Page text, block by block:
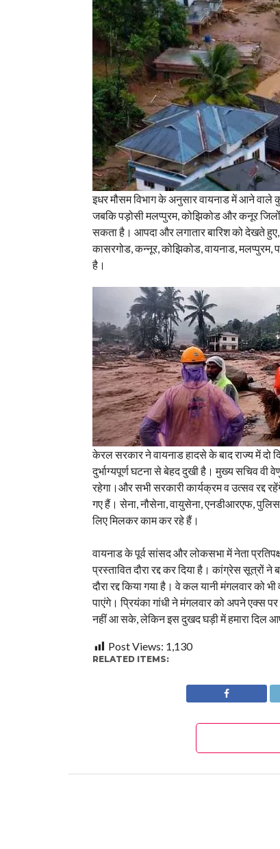
इधर मौसम विभाग के अनुसार वायनाड में आने वाले
जबकि पड़ोसी मलप्पुरम, कोझिकोड और कनूर
सकता है। आपदा और लगातार बारिश को देखते
कासरगोड, कन्नूर, कोझिकोड, वायनाड, मलप्पुरम,
है।
केरल सरकार ने वायनाड हादसे के बाद राज्य में दो
दुर्भाग्यपूर्ण घटना से बेहद दुखी है। मुख्य सचिव
रहेगा।और सभी सरकारी कार्यक्रम व उत्सव रद्द
गए हैं। सेना, नौसेना, वायुसेना, एनडीआरएफ,
लिए मिलकर काम कर रहे हैं।
वायनाड के पूर्व सांसद और लोकसभा में नेता
प्रस्तावित दौरा रद्द कर दिया है। कांग्रेस सूत्रों
दौरा रद्द किया गया है। वे कल यानी मंगलवार को
पाएंगे। प्रियंका गांधी ने मंगलवार को अपने एक्स
नहीं आ सके, लेकिन इस दुखद घड़ी में हमारा दिल
Post Views: 1,130
RELATED ITEMS: